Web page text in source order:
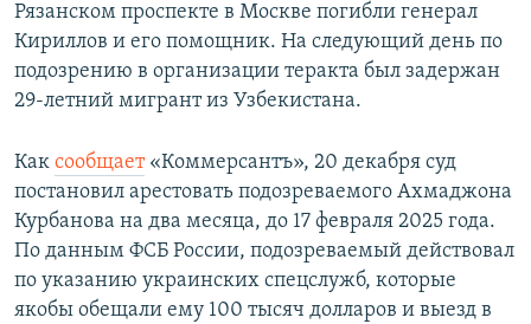
Рязанском проспекте в Москве погибли генерал
Кириллов и его помощник. На следующий день по
подозрению в организации теракта был задержан
29-летний мигрант из Узбекистана.
Как сообщает«Коммерсантъ», 20 декабря суд
постановил арестовать подозреваемого Ахмаджона
Курбанова на два месяца, до 17 февраля 2025 года.
По данным ФСБ России, подозреваемый действовал
по указанию украинских спецслужб, которые
якобы обещали ему 100 тысяч долларов и выезд в